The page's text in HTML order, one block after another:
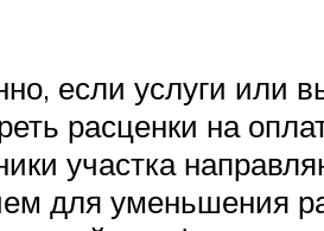
если услуги или
расценки на
участка
для уменьшения